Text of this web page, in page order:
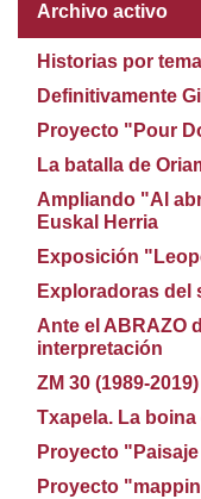
Archivo activo
Historias por
Definitivamente
Proyecto "Pour
La batalla de
Ampliando "Al
Euskal Herria
Exposición
Exploradoras del
Ante el ABRAZO
interpretación
ZM 30 (1989-
Txapela. La
Proyecto
Proyecto